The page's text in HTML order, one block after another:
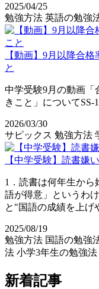
2025/04/25
勉強方法 英語の勉強
【動画】9月以降合
と
中学受験9月の動画「
きこと」についてSS-
2026/03/30
サピックス 勉強方法
【中学受験】読書嫌
1．読書は何年生から
語が得意」というわ
と"国語の成績を上げ
2025/08/19
勉強方法 国語の勉強
法 小学3年生の勉強法
新着記事